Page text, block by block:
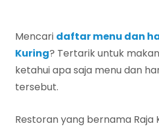
Mencari daftar menu dan
Kuring? Tertarik untuk
ketahui apa saja menu dan
tersebut.
Restoran yang bernama Raja